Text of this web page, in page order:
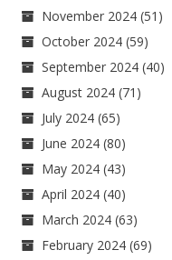
November 2024 (51)
October 2024 (59)
September 2024 (40)
August 2024 (71)
July 2024 (65)
June 2024 (80)
May 2024 (43)
April 2024 (40)
March 2024 (63)
February 2024 (69)